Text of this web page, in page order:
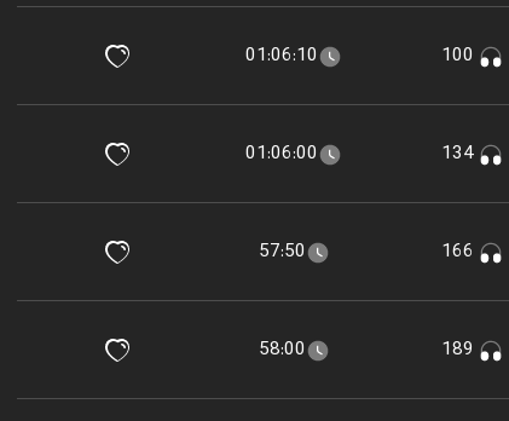
01:06:10
134
01:06:00
57:50
58:00